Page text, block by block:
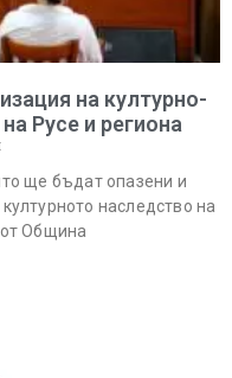
на културно-
Русе и региона
ще бъдат опазени и
наследство на
Община